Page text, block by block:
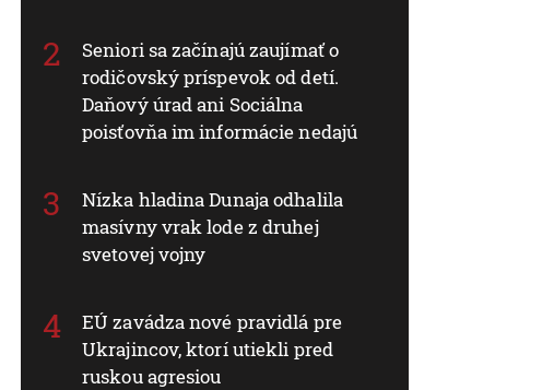
Seniori sa začínajú zaujímať o
rodičovský príspevok od detí.
Daňový úrad ani Sociálna
poisťovňa im informácie nedajú
Nízka hladina Dunaja odhalila
masívny vrak lode z druhej
svetovej vojny
EÚ zavádza nové pravidlá pre
Ukrajincov, ktorí utiekli pred
ruskou agresiou